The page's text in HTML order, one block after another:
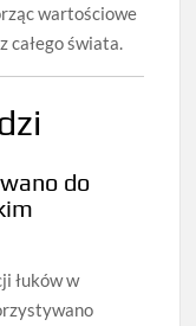
wartościowe
całego świata.
do
łuków w